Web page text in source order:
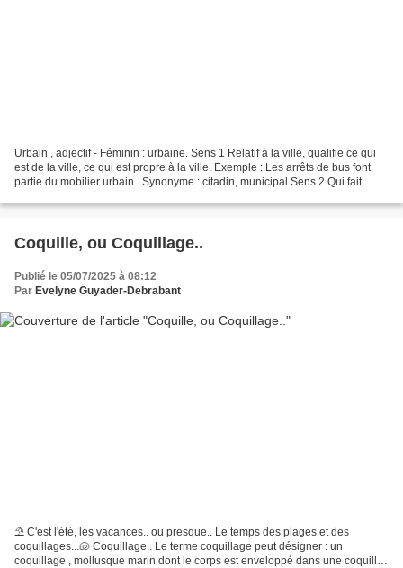
Urbain , adjectif - Féminin : urbaine. Sens 1 Relatif à la ville, qualifie ce qui
est de la ville, ce qui est propre à la ville. Exemple : Les arrêts de bus font
partie du mobilier urbain . Synonyme : citadin, municipal Sens 2 Qui fait
Coquille, ou Coquillage..
Publié le 05/07/2025 à 08:12
Par Evelyne Guyader-Debrabant
⛱ C'est l'été, les vacances.. ou presque.. Le temps des plages et des
coquillages...🐚 Coquillage.. Le terme coquillage peut désigner : un
coquillage , mollusque marin dont le corps est enveloppé dans une coquille